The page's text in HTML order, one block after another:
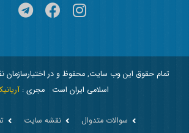
تمام حقوق این وب سایت, محفوظ و در اختیارسازمان
اسلامی ایران است
مجری :
سوالات متدوال نقشه سایت